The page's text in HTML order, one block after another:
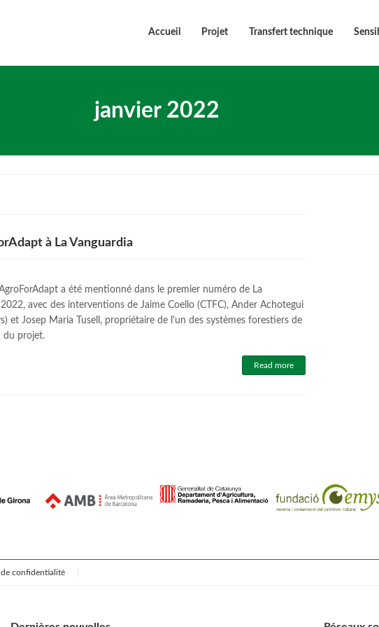
Accueil Projet Transfert technique
janvier 2022
à La Vanguardia
a été mentionné dans le premier numéro de La
avec des interventions de Jaime Coello (CTFC), Ander Achotegui
et Josep Maria Tusell, propriétaire de l'un des systèmes forestiers de
du projet.
Read more
confidentialité